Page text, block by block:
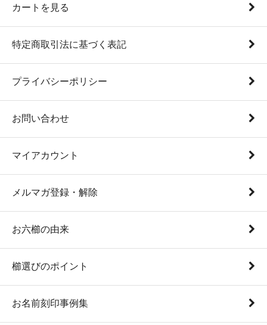
カートを見る
特定商取引法に基づく表記
プライバシーポリシー
お問い合わせ
マイアカウント
メルマガ登録・解除
お六櫛の由来
櫛選びのポイント
お名前刻印事例集